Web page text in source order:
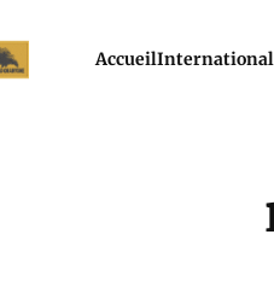
AccueilInternational